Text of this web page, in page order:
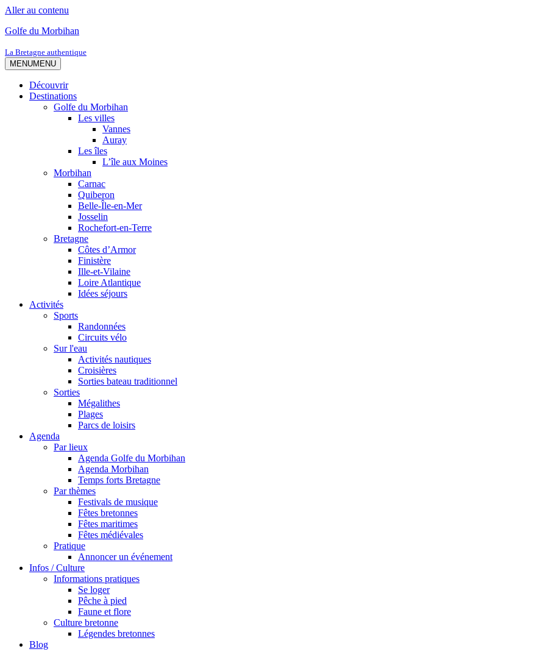
Aller au contenu
Golfe du Morbihan
La Bretagne authentique
MENUMENU
Découvrir
Destinations
Golfe du Morbihan
Les villes
Vannes
Auray
Les îles
L’île aux Moines
Morbihan
Carnac
Quiberon
Belle-Île-en-Mer
Josselin
Rochefort-en-Terre
Bretagne
Côtes d’Armor
Finistère
Ille-et-Vilaine
Loire Atlantique
Idées séjours
Activités
Sports
Randonnées
Circuits vélo
Sur l'eau
Activités nautiques
Croisières
Sorties bateau traditionnel
Sorties
Mégalithes
Plages
Parcs de loisirs
Agenda
Par lieux
Agenda Golfe du Morbihan
Agenda Morbihan
Temps forts Bretagne
Par thèmes
Festivals de musique
Fêtes bretonnes
Fêtes maritimes
Fêtes médiévales
Pratique
Annoncer un événement
Infos / Culture
Informations pratiques
Se loger
Pêche à pied
Faune et flore
Culture bretonne
Légendes bretonnes
Blog